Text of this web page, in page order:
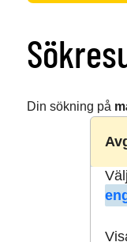
Din sökning på